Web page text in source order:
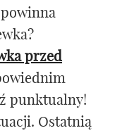
przed
punktualny!
Ostatnią